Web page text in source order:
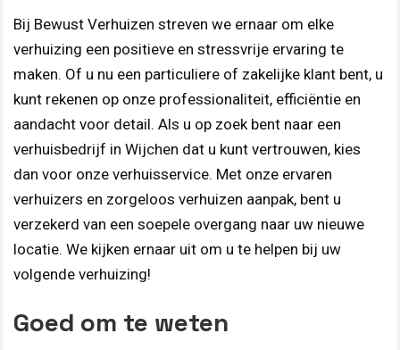
Bij Bewust Verhuizen streven we ernaar om elke
verhuizing een positieve en stressvrije ervaring te
maken. Of u nu een particuliere of zakelijke klant bent, u
kunt rekenen op onze professionaliteit, efficiëntie en
aandacht voor detail. Als u op zoek bent naar een
verhuisbedrijf in Wijchen dat u kunt vertrouwen, kies
dan voor onze verhuisservice. Met onze ervaren
verhuizers en zorgeloos verhuizen aanpak, bent u
verzekerd van een soepele overgang naar uw nieuwe
locatie. We kijken ernaar uit om u te helpen bij uw
volgende verhuizing!
Goed om te weten